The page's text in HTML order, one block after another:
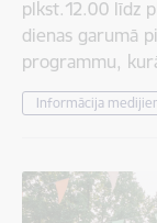
plkst.12.00 līdz
dienas garumā
programmu,
Informācija